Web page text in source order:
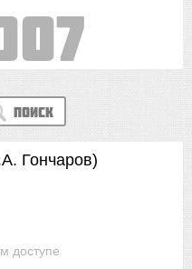
Поиск
доступе
Гончаров)